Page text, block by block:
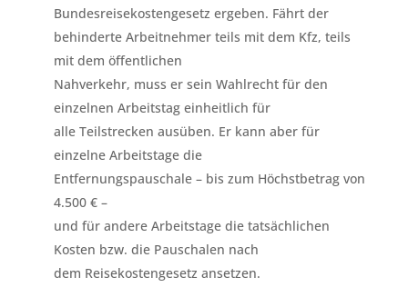
Bundesreisekostengesetz ergeben. Fährt der
behinderte Arbeitnehmer teils mit dem Kfz, teils
mit dem öffentlichen
Nahverkehr, muss er sein Wahlrecht für den
einzelnen Arbeitstag einheitlich für
alle Teilstrecken ausüben. Er kann aber für
einzelne Arbeitstage die
Entfernungspauschale – bis zum Höchstbetrag von
4.500 € –
und für andere Arbeitstage die tatsächlichen
Kosten bzw. die Pauschalen nach
dem Reisekostengesetz ansetzen.